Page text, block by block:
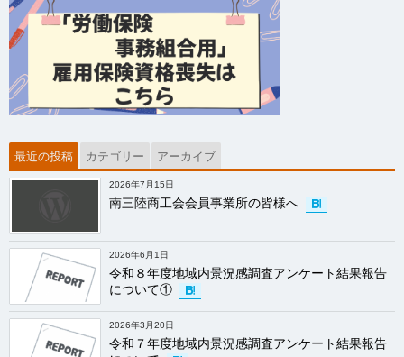
最近の投稿 カテゴリー アーカイブ
2026年7月15日
南三陸商工会会員事業所の皆様へ
2026年6月1日
令和８年度地域内景況感調査アンケート結果報告
について①
2026年3月20日
令和７年度地域内景況感調査アンケート結果報告